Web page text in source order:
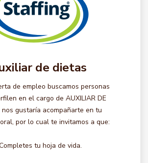
de dietas
de empleo buscamos personas
en el cargo de AUXILIAR DE
nos gustaría acompañarte en tu
por lo cual te invitamos a que:
tu hoja de vida.